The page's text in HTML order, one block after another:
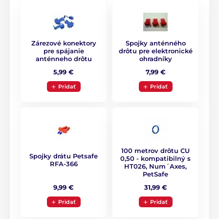
Výcvikový obojok
Zárezové konektory
pre spájanie
anténneho drôtu
5,99 €
Pridať
Spojky anténného
drôtu pre elektronické
ohradníky
7,99 €
Pridať
Spojky drátu Petsafe
RFA-366
9,99 €
Pridať
100 metrov drôtu CU
0,50 - kompatibilný s
HT026, Num´Axes,
PetSafe
31,99 €
Pridať